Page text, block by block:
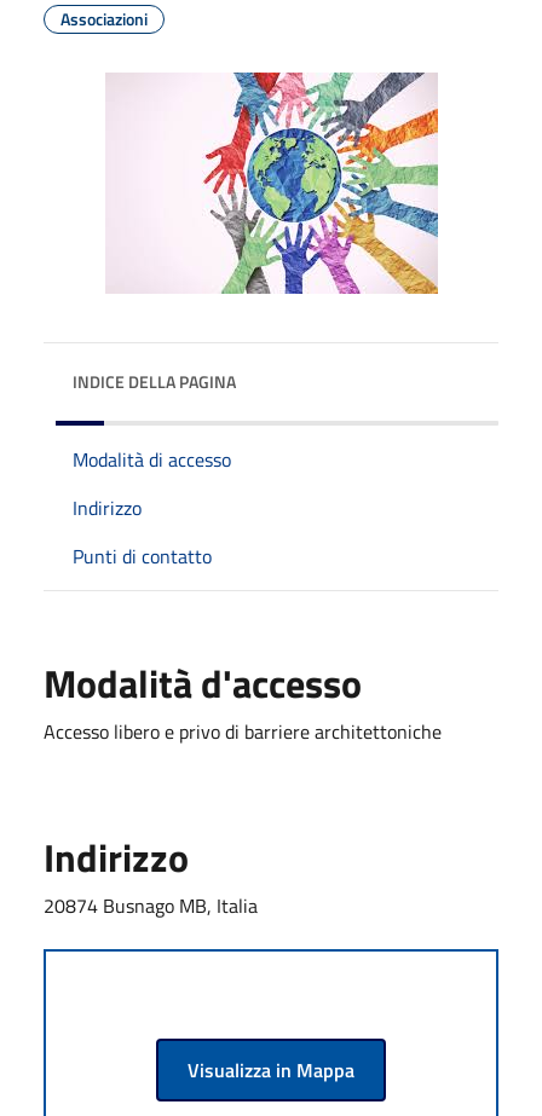
Associazioni
INDICE DELLA PAGINA
Modalità di accesso
Indirizzo
Punti di contatto
Modalità d'accesso
Accesso libero e privo di barriere architettoniche
Indirizzo
20874 Busnago MB, Italia
Visualizza in Mappa